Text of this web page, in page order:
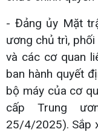
- Đảng ủy Mặt
ương chủ trì,
và các cơ quan
ban hành quyết
bộ máy của cơ
cấp Trung
25/4/2025). Sắp